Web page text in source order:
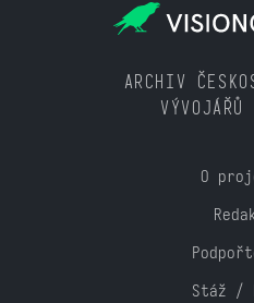
ARCHIV
VÝVOJÁŘŮ
O
Stáž /